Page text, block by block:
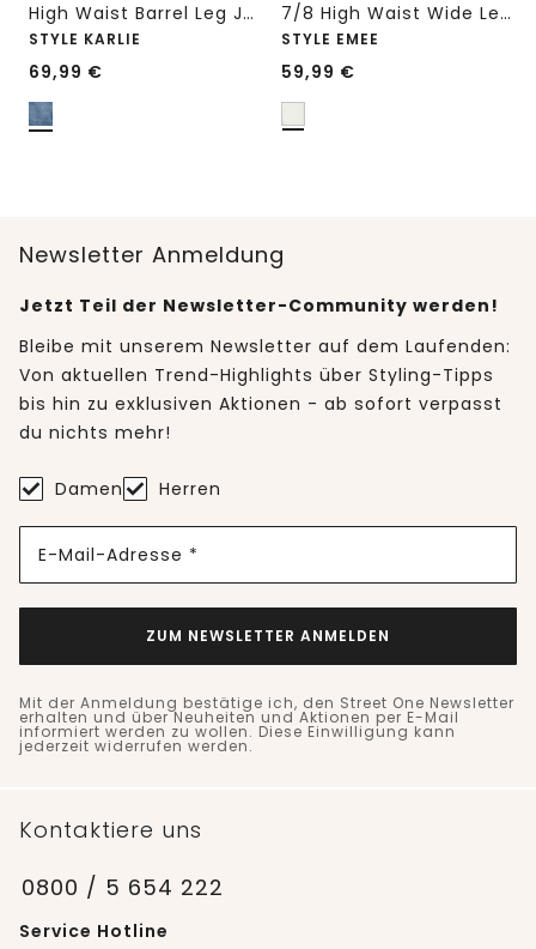
High Waist Barrel Leg Jeans im Loose Fit
STYLE KARLIE
69,99 €
7/8 High Waist Wide Leg Jeans im Loose Fit
STYLE EMEE
59,99 €
Newsletter Anmeldung
Jetzt Teil der Newsletter-Community werden!
Bleibe mit unserem Newsletter auf dem Laufenden:
Von aktuellen Trend-Highlights über Styling-Tipps
bis hin zu exklusiven Aktionen - ab sofort verpasst
du nichts mehr!
Damen Herren
E-Mail-Adresse *
ZUM NEWSLETTER ANMELDEN
Mit der Anmeldung bestätige ich, den Street One Newsletter
erhalten und über Neuheiten und Aktionen per E-Mail
informiert werden zu wollen. Diese Einwilligung kann
jederzeit widerrufen werden.
Kontaktiere uns
0800 / 5 654 222
Service Hotline